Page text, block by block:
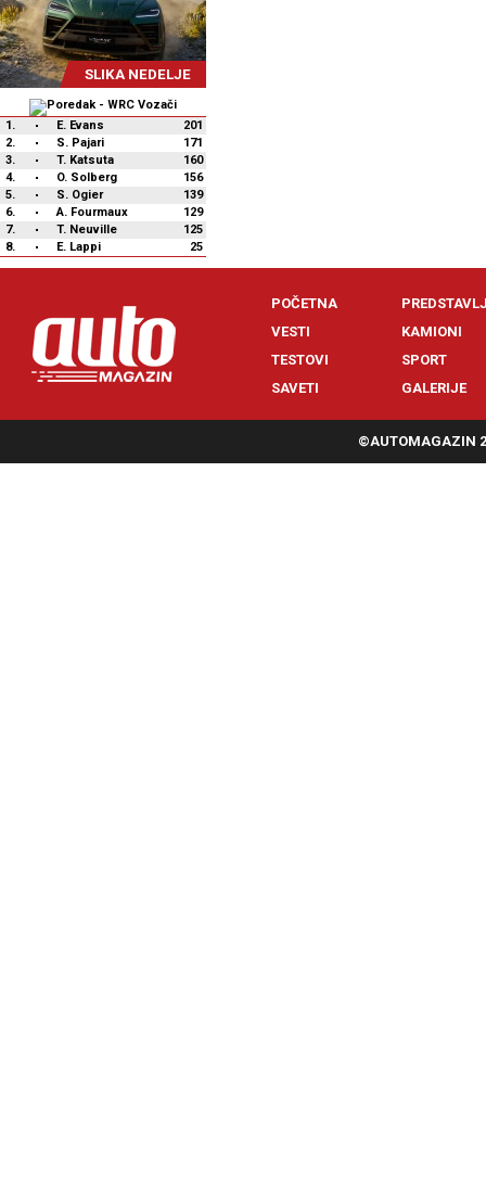
SLIKA NEDELJE
1. E. Evans
201
2.
S. Pajari
171
3.
T. Katsuta
160
4.
O. Solberg
156
5.
S. Ogier
139
6.
A. Fourmaux
129
7.
T. Neuville
125
8.
E. Lappi 25
POČETNA
VESTI
TESTOVI
SAVETI
KAMIONI
SPORT
GALERIJE
©AUTOMAGAZIN